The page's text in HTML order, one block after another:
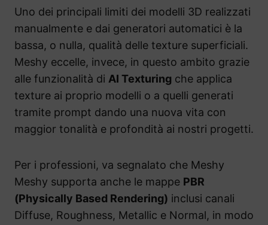
Uno dei principali limiti dei modelli 3D realizzati
manualmente e dai generatori automatici è la
bassa, o nulla, qualità delle texture superficiali.
Meshy eccelle, invece, in questo ambito grazie
alle funzionalità di AI Texturing che applica
texture ai proprio modelli o a quelli generati
tramite prompt dando una nuova vita con
maggior tonalità e profondità ai nostri progetti.
Per i professioni, va segnalato che Meshy
Meshy supporta anche le mappe PBR
(Physically Based Rendering) inclusi canali
Diffuse, Roughness, Metallic e Normal, in modo